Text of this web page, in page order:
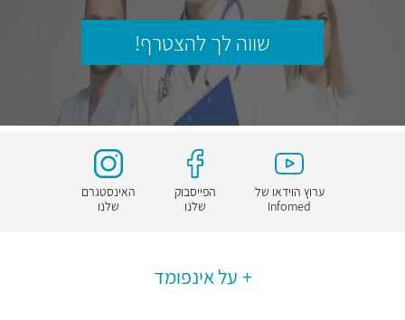
שווה לך להצטרף!
ערוץ הוידאו של
Infomed
הפייסבוק
שלנו
האינסטגרם
שלנו
על אינפומד